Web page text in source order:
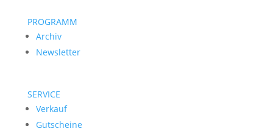
PROGRAMM
Archiv
Newsletter
SERVICE
Verkauf
Gutscheine